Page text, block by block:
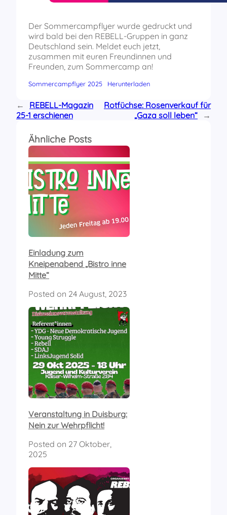
Der Sommercampflyer wurde gedruckt und
wird bald bei den REBELL-Gruppen in ganz
Deutschland sein. Meldet euch jetzt,
zusammen mit euren Freundinnen und
Freunden, zum Sommercamp an!
Sommercampflyer 2025 Herunterladen
←
REBELL-Magazin
25-1 erschienen
Rotfüchse: Rosenverkauf für
„Gaza soll leben“
→
Ähnliche Posts
Einladung zum
Kneipenabend „Bistro inne
Mitte“
Posted on 24 August, 2023
Veranstaltung in Duisburg:
Nein zur Wehrpflicht!
Posted on 27 Oktober,
2025